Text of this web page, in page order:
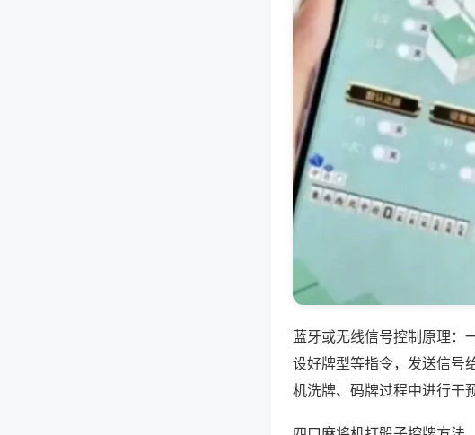
蓝牙或无线信号控制原理：
设好牌型等指令，发送信号
机洗牌、码牌过程中进行干